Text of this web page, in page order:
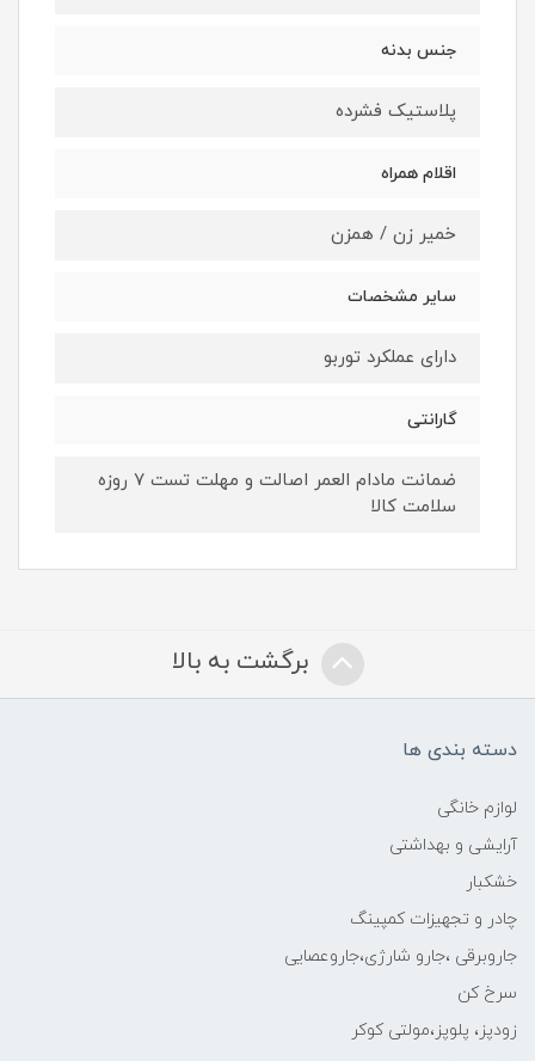
جنس بدنه
پلاستیک فشرده
اقلام همراه
خمیر زن / همزن
سایر مشخصات
دارای عملکرد توربو
گارانتی
ضمانت مادام العمر اصالت و مهلت تست ۷ روزه
سلامت کالا
برگشت به بالا
دسته بندی ها
لوازم خانگی
آرایشی و بهداشتی
خشکبار
چادر و تجهیزات کمپینگ
جاروبرقی ،جارو شارژی،جاروعصایی
سرخ کن
زودپز، پلوپز،مولتی کوکر